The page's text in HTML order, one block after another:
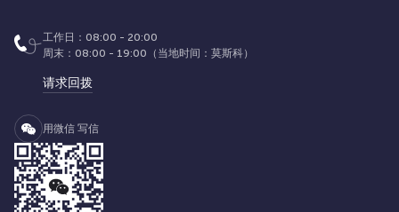
工作日：08:00 - 20:00
周末：08:00 - 19:00（当地时间：莫斯科）
请求回拨
用微信 写信